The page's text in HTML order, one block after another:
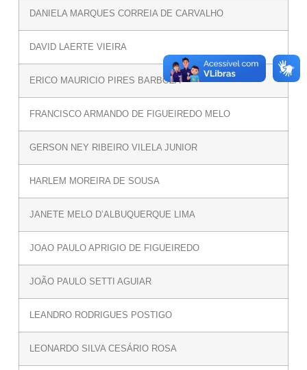
DANIELA MARQUES CORREIA DE CARVALHO
DAVID LAERTE VIEIRA
ERICO MAURICIO PIRES BARBOZA
FRANCISCO ARMANDO DE FIGUEIREDO MELO
GERSON NEY RIBEIRO VILELA JUNIOR
HARLEM MOREIRA DE SOUSA
JANETE MELO D’ALBUQUERQUE LIMA
JOAO PAULO APRIGIO DE FIGUEIREDO
JOÃO PAULO SETTI AGUIAR
LEANDRO RODRIGUES POSTIGO
LEONARDO SILVA CESÁRIO ROSA